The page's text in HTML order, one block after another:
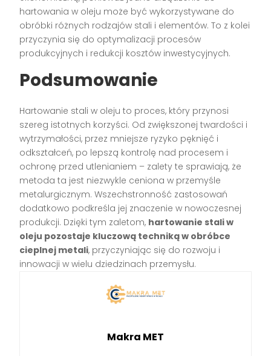
hartowania w oleju może być wykorzystywane do
obróbki różnych rodzajów stali i elementów. To z kolei
przyczynia się do optymalizacji procesów
produkcyjnych i redukcji kosztów inwestycyjnych.
Podsumowanie
Hartowanie stali w oleju to proces, który przynosi
szereg istotnych korzyści. Od zwiększonej twardości i
wytrzymałości, przez mniejsze ryzyko pęknięć i
odkształceń, po lepszą kontrolę nad procesem i
ochronę przed utlenianiem – zalety te sprawiają, że
metoda ta jest niezwykle ceniona w przemyśle
metalurgicznym. Wszechstronność zastosowań
dodatkowo podkreśla jej znaczenie w nowoczesnej
produkcji. Dzięki tym zaletom, hartowanie stali w
oleju pozostaje kluczową techniką w obróbce
cieplnej metali, przyczyniając się do rozwoju i
innowacji w wielu dziedzinach przemysłu.
Makra MET